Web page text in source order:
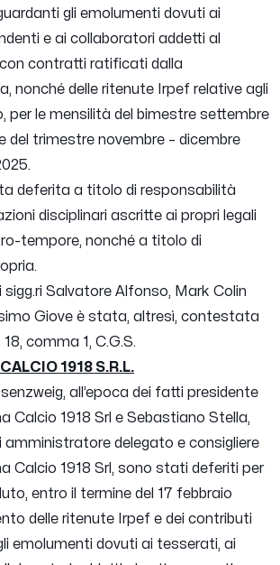
gli emolumenti dovuti ai
e ai collaboratori addetti al
contratti ratificati dalla
nonché delle ritenute Irpef relative agli
per le mensilità del bimestre settembre
del trimestre novembre – dicembre
deferita a titolo di responsabilità
disciplinari ascritte ai propri legali
tempore, nonché a titolo di
Salvatore Alfonso, Mark Colin
Giove è stata, altresì, contestata
comma 1, C.G.S.
1918 S.R.L.
all’epoca dei fatti presidente
Calcio 1918 Srl e Sebastiano Stella,
amministratore delegato e consigliere
Calcio 1918 Srl, sono stati deferiti per
entro il termine del 17 febbraio
delle ritenute Irpef e dei contributi
emolumenti dovuti ai tesserati, ai